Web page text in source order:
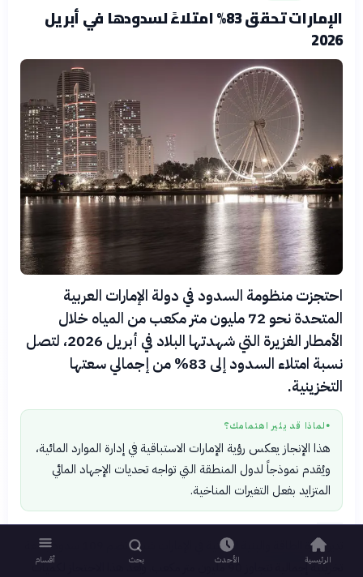
الإمارات تحقق 83% امتلاءً لسدودها في أبريل
2026
احتجزت منظومة السدود في دولة الإمارات العربية
المتحدة نحو 72 مليون متر مكعب من المياه خلال
الأمطار الغزيرة التي شهدتها البلاد في أبريل 2026، لتصل
نسبة امتلاء السدود إلى 83% من إجمالي سعتها
التخزينية.
● لماذا قد يثير اهتمامك؟
هذا الإنجاز يعكس رؤية الإمارات الاستباقية في إدارة الموارد المائية،
ويُقدم نموذجاً لدول المنطقة التي تواجه تحديات الإجهاد المائي
المتزايد بفعل التغيرات المناخية.
تدير وزارة الطاقة والبنية التحتية في الإمارات شبكة تضم 109 سدود بسعة
تخزينية إجمالية تتجاوز 90 مليون متر مكعب. ويُعد هذا الاحتجاز لكميات
الرئيسية الأحدث بحث أقسام